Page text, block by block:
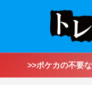
>>ポケカの不要